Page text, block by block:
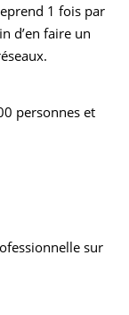
1 fois par
d’en faire un
personnes et
sur